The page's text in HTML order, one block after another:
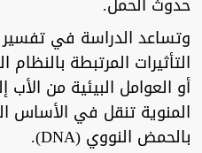
وتساعد الدراسة في
التأثيرات المرتبطة
أو العوامل البيئية من الأب
المنوية تنقل في الأساس
بالحمض النووي (DNA).